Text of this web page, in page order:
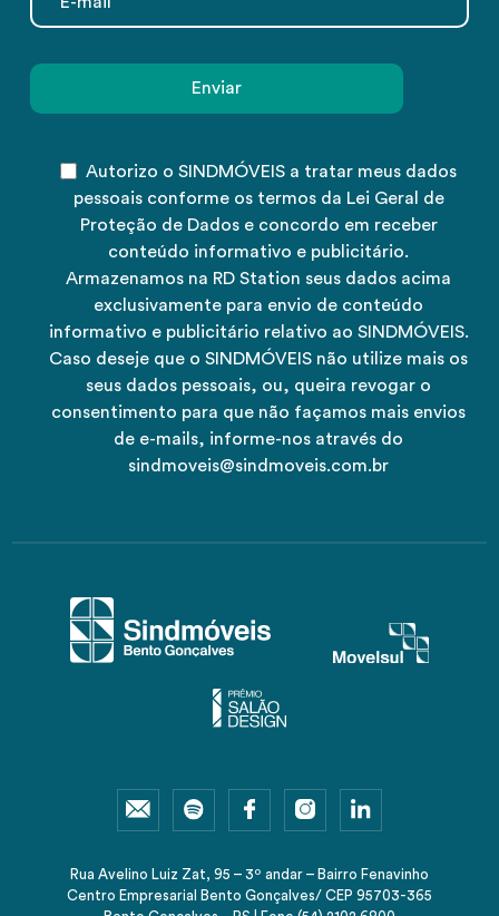
Autorizo o SINDMÓVEIS a tratar meus dados
pessoais conforme os termos da Lei Geral de
Proteção de Dados e concordo em receber
conteúdo informativo e publicitário.
Armazenamos na RD Station seus dados acima
exclusivamente para envio de conteúdo
informativo e publicitário relativo ao SINDMÓVEIS.
Caso deseje que o SINDMÓVEIS não utilize mais os
seus dados pessoais, ou, queira revogar o
consentimento para que não façamos mais envios
de e-mails, informe-nos através do
sindmoveis@sindmoveis.com.br
Rua Avelino Luiz Zat, 95 – 3º andar – Bairro Fenavinho
Centro Empresarial Bento Gonçalves/ CEP 95703-365